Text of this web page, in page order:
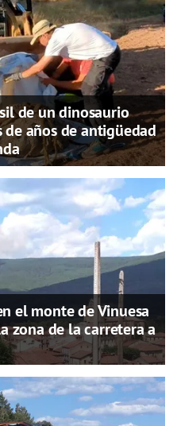
de un dinosaurio
años de antigüedad
el monte de Vinuesa
zona de la carretera a